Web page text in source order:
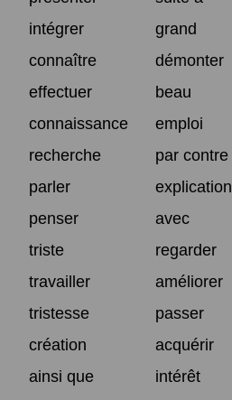
intégrer
grand
connaître
démonter
effectuer
beau
connaissance
emploi
recherche
par contre
parler
explication
penser
avec
triste
regarder
travailler
améliorer
tristesse
passer
création
acquérir
ainsi que
intérêt